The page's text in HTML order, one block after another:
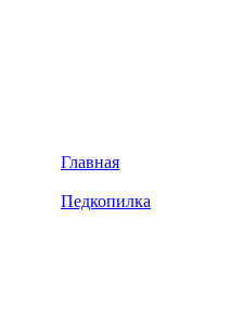
Главная
Педкопилка